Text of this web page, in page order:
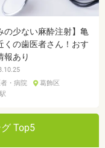
の少ない麻酔注射】亀
くの歯医者さん！おす
報あり
・病院
葛飾区
Top5